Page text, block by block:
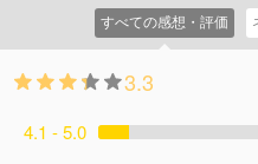
すべての感想・評価
3.3
4.1 - 5.0